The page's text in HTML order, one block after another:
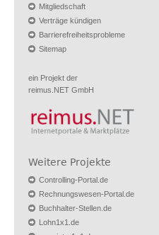
Mitgliedschaft
Verträge kündigen
Barrierefreiheitsprobleme
Sitemap
ein Projekt der
reimus.NET GmbH
Weitere Projekte
Controlling-Portal.de
Rechnungswesen-Portal.de
Buchhalter-Stellen.de
Lohn1x1.de